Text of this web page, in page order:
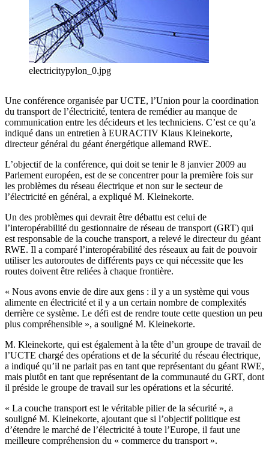
electricitypylon_0.jpg
Une conférence organisée par UCTE, l’Union pour la coordination
du transport de l’électricité, tentera de remédier au manque de
communication entre les décideurs et les techniciens. C’est ce qu’a
indiqué dans un entretien à EURACTIV Klaus Kleinekorte,
directeur général du géant énergétique allemand RWE.
L’objectif de la conférence, qui doit se tenir le 8 janvier 2009 au
Parlement européen, est de se concentrer pour la première fois sur
les problèmes du réseau électrique et non sur le secteur de
l’électricité en général, a expliqué M. Kleinekorte.
Un des problèmes qui devrait être débattu est celui de
l’interopérabilité du gestionnaire de réseau de transport (GRT) qui
est responsable de la couche transport, a relevé le directeur du géant
RWE. Il a comparé l’interopérabilité des réseaux au fait de pouvoir
utiliser les autoroutes de différents pays ce qui nécessite que les
routes doivent être reliées à chaque frontière.
« Nous avons envie de dire aux gens : il y a un système qui vous
alimente en électricité et il y a un certain nombre de complexités
derrière ce système. Le défi est de rendre toute cette question un peu
plus compréhensible », a souligné M. Kleinekorte.
M. Kleinekorte, qui est également à la tête d’un groupe de travail de
l’UCTE chargé des opérations et de la sécurité du réseau électrique,
a indiqué qu’il ne parlait pas en tant que représentant du géant RWE,
mais plutôt en tant que représentant de la communauté du GRT, dont
il préside le groupe de travail sur les opérations et la sécurité.
« La couche transport est le véritable pilier de la sécurité », a
souligné M. Kleinekorte, ajoutant que si l’objectif politique est
d’étendre le marché de l’électricité à toute l’Europe, il faut une
meilleure compréhension du « commerce du transport ».